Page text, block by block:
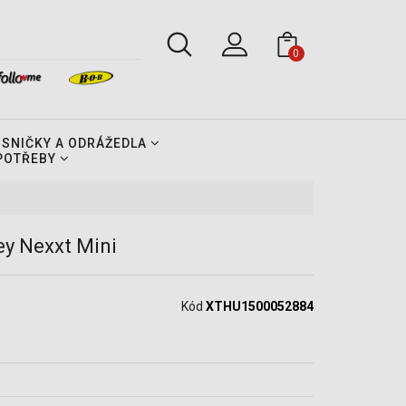
0
A ODRÁŽEDLA
Nexxt Mini
Kód XTHU1500052884